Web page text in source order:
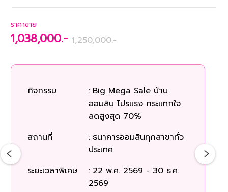
ราคาขาย
1,038,000.- 1,250,000.-
กิจกรรม : Big Mega Sale บ้าน
ออมสิน โปรแรง กระแทกใจ
ลดสูงสุด 70%
สถานที่
: ธนาคารออมสินทุกสาขาทั่ว
ประเทศ
ระยะเวลาพิเศษ
: 22 พ.ค. 2569 - 30 ธ.ค.
2569